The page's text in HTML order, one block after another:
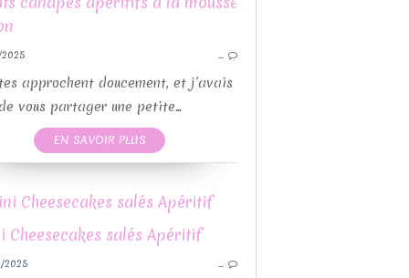
GUY DEMARLE
PETIT DÉJEUNER
POUR L'APÉRITIF
RECETTE FIN D'ANNÉE
RECETTES AVEC OU SANS THEMOMIX
MOULES GUY DEMARLE
RECETTES PAR MOULES
2025 …
approchent doucement, et j’avais
vous partager une petite...
EN SAVOIR PLUS
Cheesecakes salés Apéritif
2025 …